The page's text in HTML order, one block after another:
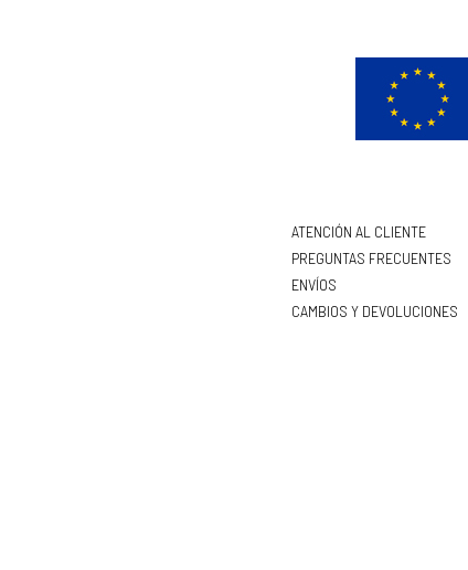
ATENCIÓN AL CLIENTE
PREGUNTAS FRECUENTES
ENVÍOS
CAMBIOS Y DEVOLUCIONES